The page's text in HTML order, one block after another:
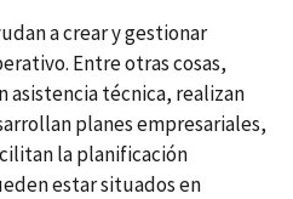
a crear y gestionar
Entre otras cosas,
asistencia técnica, realizan
planes empresariales,
la planificación
estar situados en